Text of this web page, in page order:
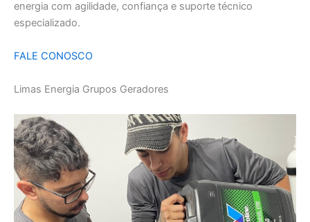
energia com agilidade, confiança e suporte técnico
especializado.
FALE CONOSCO
Limas Energia Grupos Geradores